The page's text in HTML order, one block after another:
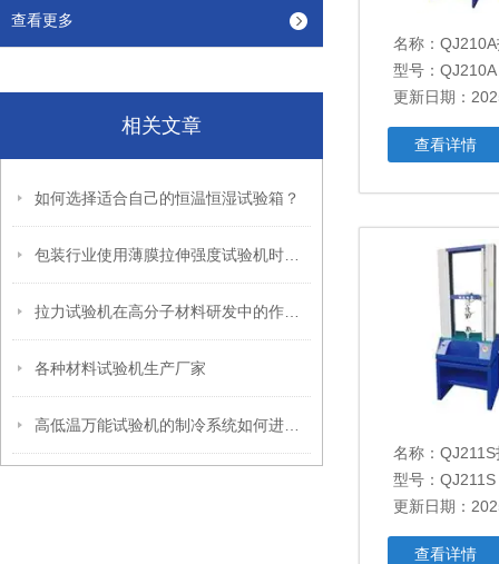
查看更多
相关文章
如何选择适合自己的恒温恒湿试验箱？
各种材料试验机生产厂家
名称： QJ210A
型号：QJ210A
更新日期：
查看详情
名称：
型号：QJ211S
更新日期：
查看详情